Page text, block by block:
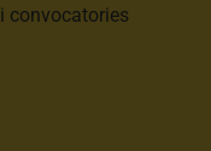
convocatories